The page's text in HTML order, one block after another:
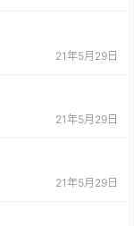
21年5月29日
21年5月29日
21年5月29日